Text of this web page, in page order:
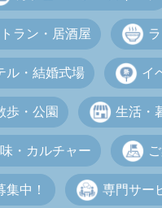
ラン・居酒屋
ル・結婚式場 イ
歩・公園 生活・
・カルチャー
集中！ 専門サー